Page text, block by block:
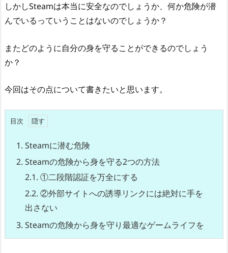
しかしSteamは本当に安全なのでしょうか、何か危険が潜
んでいるっていうことはないのでしょうか？
またどのように自分の身を守ることができるのでしょう
か？
今回はその点について書きたいと思います。
目次
1. Steamに潜む危険
2. Steamの危険から身を守る2つの方法
2.1. ①二段階認証を万全にする
2.2. ②外部サイトへの誘導リンクには絶対に手を
出さない
3. Steamの危険から身を守り最適なゲームライフを